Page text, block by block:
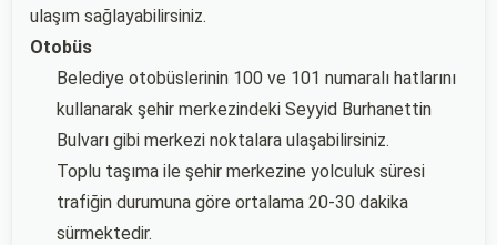
ulaşım sağlayabilirsiniz.
Otobüs
Belediye otobüslerinin 100 ve 101 numaralı hatlarını
kullanarak şehir merkezindeki Seyyid Burhanettin
Bulvarı gibi merkezi noktalara ulaşabilirsiniz.
Toplu taşıma ile şehir merkezine yolculuk süresi
trafiğin durumuna göre ortalama 20-30 dakika
sürmektedir.